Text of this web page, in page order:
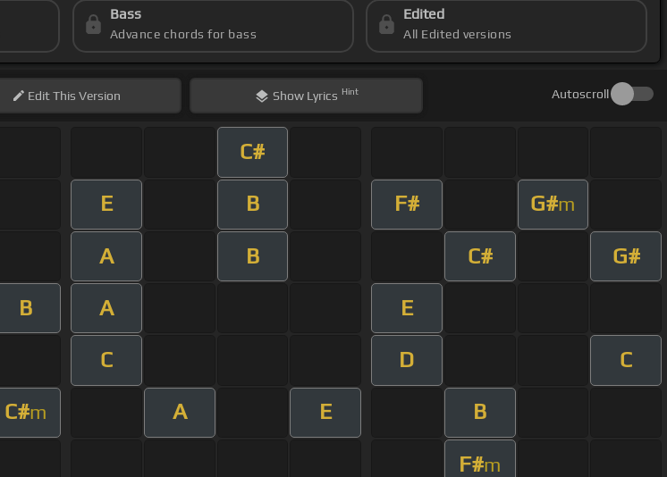
Bass
Advance chords for bass
Edited
All Edited versions
EditThis Version Show Lyrics Hint Autoscroll
C#
E B F# G#m
A B C# G#
B A E
C D C
C#m A E B
F#m